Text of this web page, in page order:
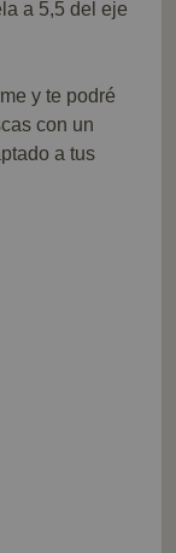
a 5,5 del eje
y te podré
con un
a tus